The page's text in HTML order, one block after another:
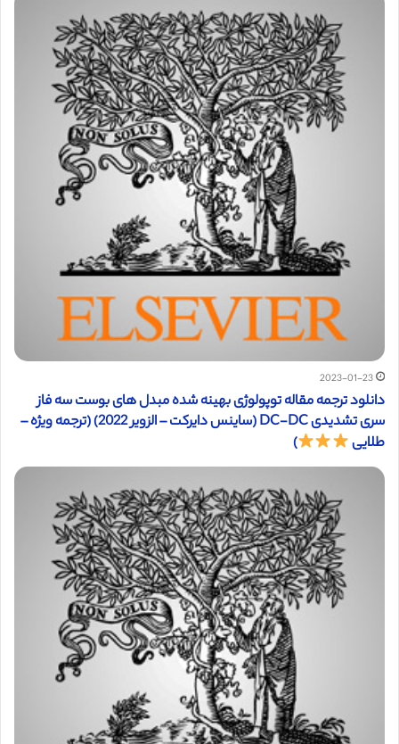
2023-01-23
دانلود ترجمه مقاله توپولوژی بهینه شده مبدل های بوست سه فاز
سری تشدیدی DC-DC (ساینس دایرکت – الزویر 2022) (ترجمه ویژه –
طلایی
)